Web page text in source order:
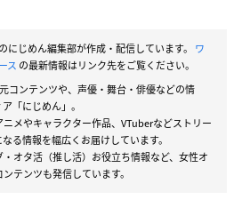
のにじめん編集部が作成・配信しています。 ワ
ス の最新情報はリンク先をご覧ください。
コンテンツや、声優・舞台・俳優などの情
「にじめん」。
メやキャラクター作品、VTuberなどストリー
る情報を幅広くお届けしています。
オタ活（推し活）お役立ち情報など、女性オ
テンツも発信しています。